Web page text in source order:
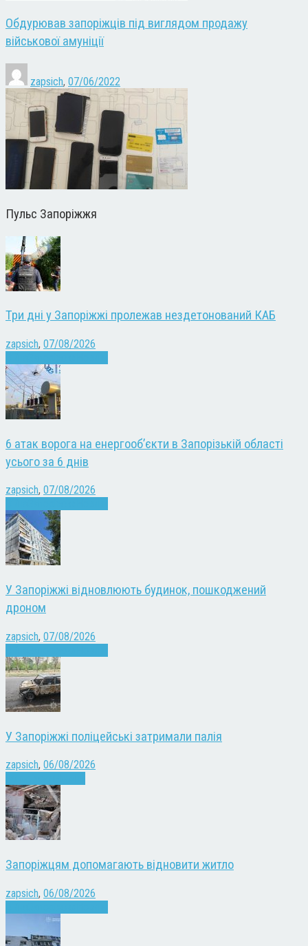
Обдурював запоріжців під виглядом продажу
військової амуніції
zapsich, 07/06/2022
Пульс Запоріжжя
Три дні у Запоріжжі пролежав нездетонований КАБ
zapsich, 07/08/2026
6 атак ворога на енергооб’єкти в Запорізькій області
усього за 6 днів
zapsich, 07/08/2026
У Запоріжжі відновлюють будинок, пошкоджений
дроном
zapsich, 07/08/2026
У Запоріжжі поліцейські затримали палія
zapsich, 06/08/2026
Запоріжцям допомагають відновити житло
zapsich, 06/08/2026